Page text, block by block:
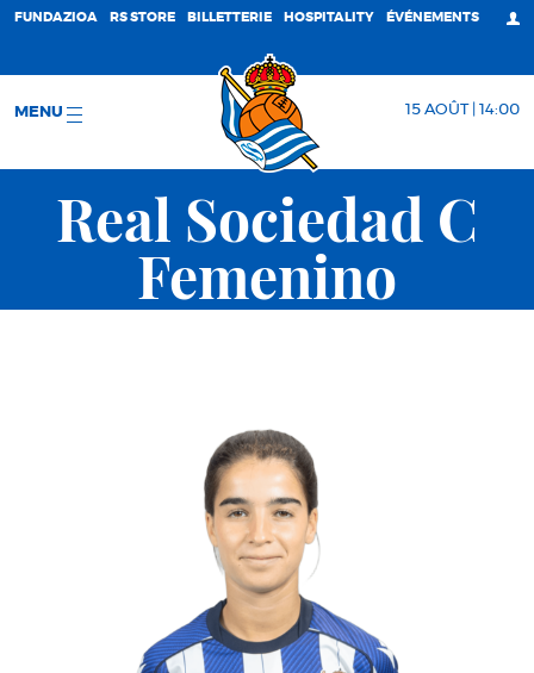
FUNDAZIOA RS STORE BILLETTERIE HOSPITALITY ÉVÉNEMENTS
MENU 15 AOÛT | 14:00
Real Sociedad C
Femenino